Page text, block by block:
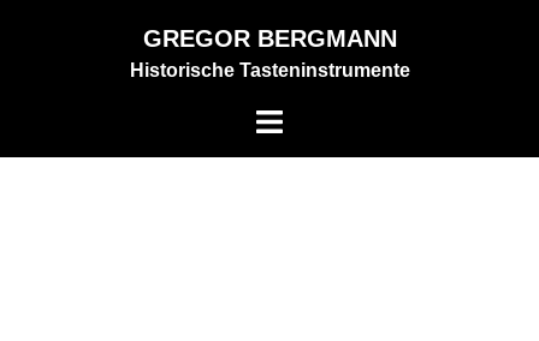
GREGOR BERGMANN
Historische Tasteninstrumente
Menü